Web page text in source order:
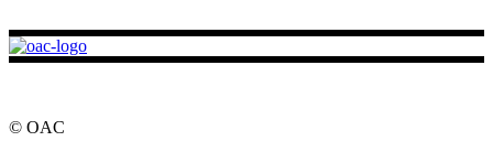
© OAC